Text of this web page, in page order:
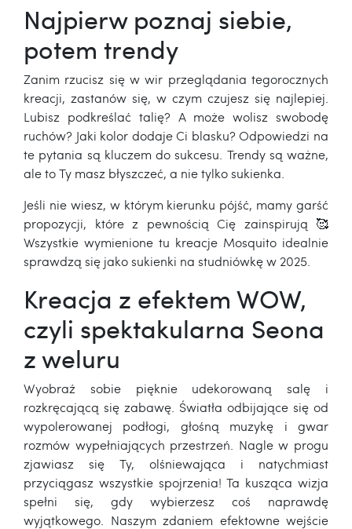
Najpierw poznaj siebie,
potem trendy
Zanim rzucisz się w wir przeglądania tegorocznych
kreacji, zastanów się, w czym czujesz się najlepiej.
Lubisz podkreślać talię? A może wolisz swobodę
ruchów? Jaki kolor dodaje Ci blasku? Odpowiedzi na
te pytania są kluczem do sukcesu. Trendy są ważne,
ale to Ty masz błyszczeć, a nie tylko sukienka.
Jeśli nie wiesz, w którym kierunku pójść, mamy garść
propozycji, które z pewnością Cię zainspirują 🥰
Wszystkie wymienione tu kreacje Mosquito idealnie
sprawdzą się jako sukienki na studniówkę w 2025.
Kreacja z efektem WOW,
czyli spektakularna Seona
z weluru
Wyobraź sobie pięknie udekorowaną salę i
rozkręcającą się zabawę. Światła odbijające się od
wypolerowanej podłogi, głośną muzykę i gwar
rozmów wypełniających przestrzeń. Nagle w progu
zjawiasz się Ty, olśniewająca i natychmiast
przyciągasz wszystkie spojrzenia! Ta kusząca wizja
spełni się, gdy wybierzesz coś naprawdę
wyjątkowego. Naszym zdaniem efektowne wejście